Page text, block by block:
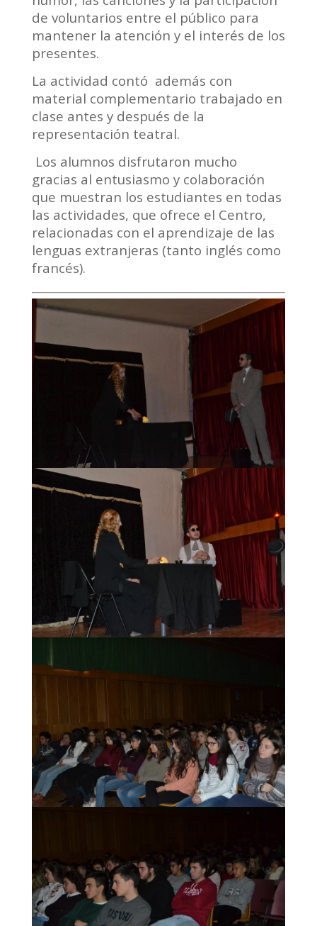
de voluntarios entre el público para
mantener la atención y el interés de los
presentes.
La actividad contó además con
material complementario trabajado en
clase antes y después de la
representación teatral.
Los alumnos disfrutaron mucho
gracias al entusiasmo y colaboración
que muestran los estudiantes en todas
las actividades, que ofrece el Centro,
relacionadas con el aprendizaje de las
lenguas extranjeras (tanto inglés como
francés).